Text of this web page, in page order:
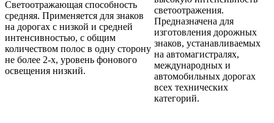
Светоотражающая способность
средняя. Применяется для знаков
на дорогах с низкой и средней
интенсивностью, с общим
количеством полос в одну сторону
не более 2-х, уровень фонового
освещения низкий.
светоотражения.
Предназначена для
изготовления дорожных
знаков, устанавливаемых
на автомагистралях,
международных и
автомобильных дорогах
всех технических
категорий.